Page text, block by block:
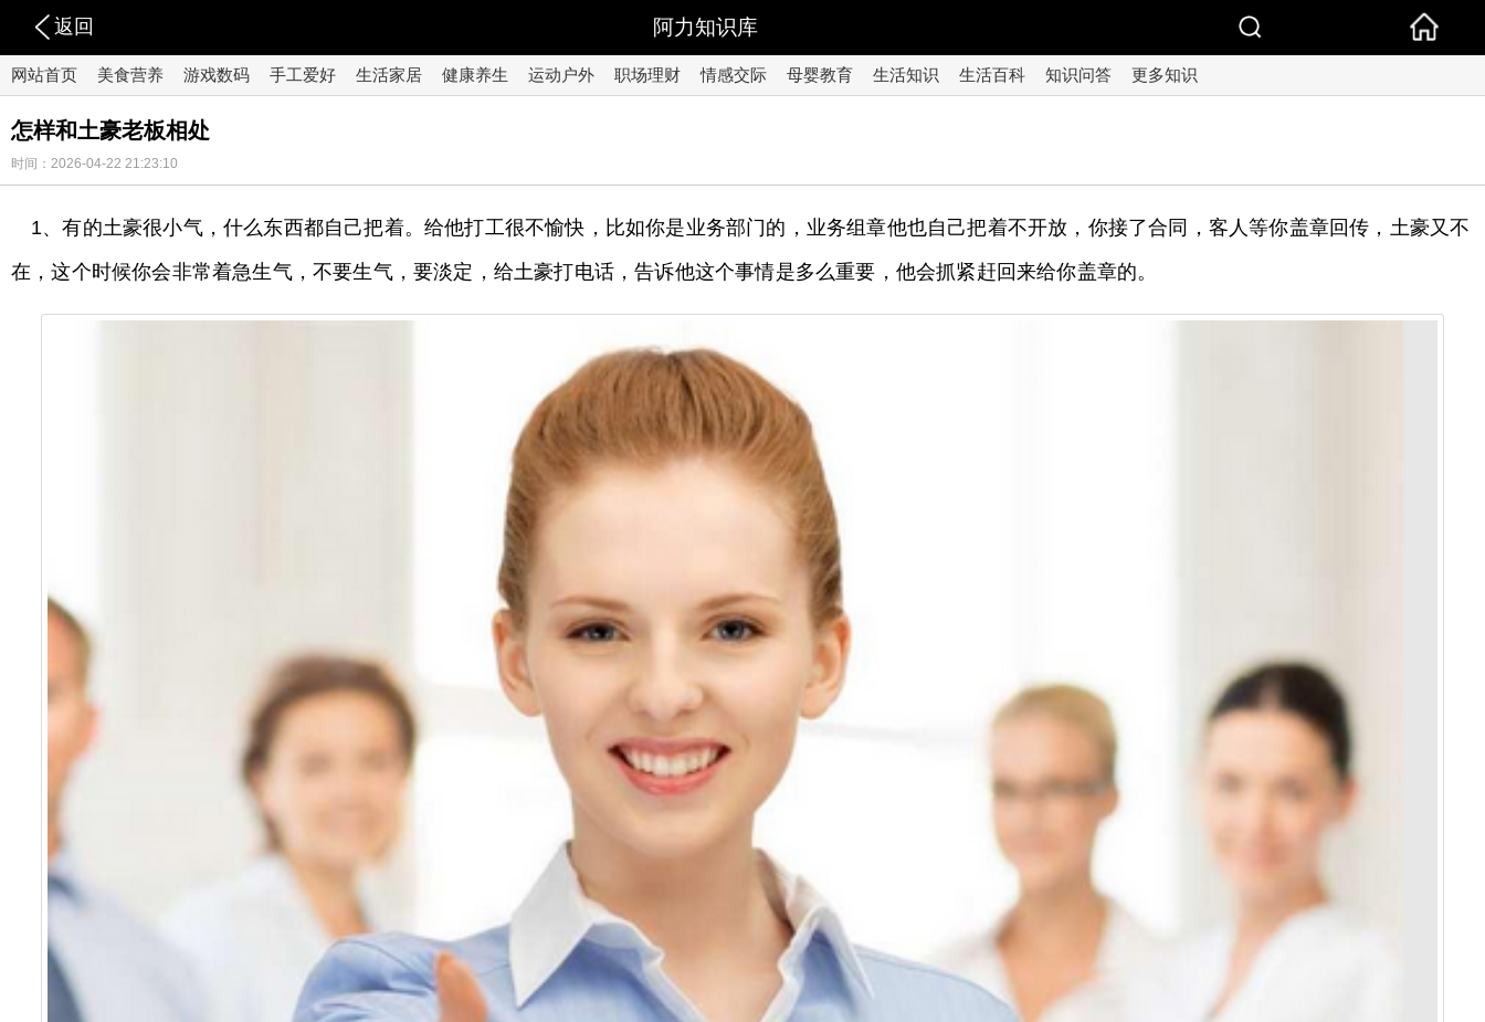
返回 阿力知识库
网站首页 美食营养 游戏数码 手工爱好 生活家居 健康养生 运动户外 职场理财 情感交际 母婴教育 生活知识 生活百科 知识问答 更多知识
怎样和土豪老板相处
时间：2026-04-22 21:23:10
1、有的土豪很小气，什么东西都自己把着。给他打工很不愉快，比如你是业务部门的，业务组章他也自己把着不开放，你接了合同，客人等你盖章回传，土豪又不
在，这个时候你会非常着急生气，不要生气，要淡定，给土豪打电话，告诉他这个事情是多么重要，他会抓紧赶回来给你盖章的。